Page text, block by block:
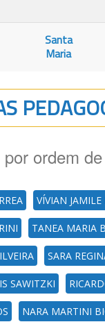
Santa
Maria
ordem
VÍVIAN
TANEA MARIA
SARA
SAWITZKI
NARA MARTINI